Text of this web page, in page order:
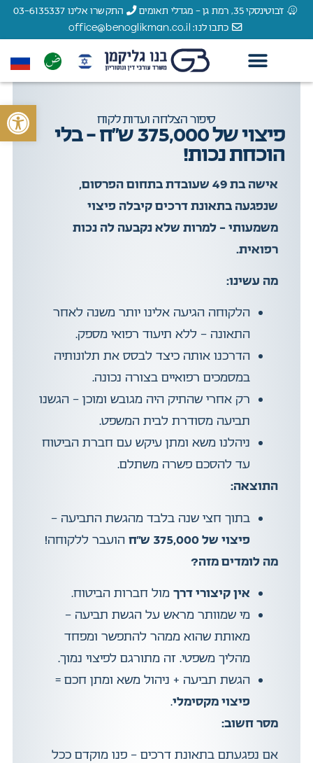
ז'בוטינסקי 35, רמת גן - מגדלי תאומים
התקשרו אלינו 03-6135337
כתבו לנו: office@benoglikman.co.il
סיפור הצלחה ועדות לקוח
פיצוי של 375,000 ש”ח – בלי
הוכחת נכות!
אישה בת 49 שעובדת בתחום הפרסום,
שנפגעה בתאונת דרכים קיבלה פיצוי
משמעותי – למרות שלא נקבעה לה נכות
רפואית.
מה עשינו:
הלקוחה הגיעה אלינו יותר משנה לאחר
התאונה – ללא תיעוד רפואי מספק.
הדרכנו אותה כיצד לבסס את תלונותיה
במסמכים רפואיים בצורה נכונה.
רק אחרי שהתיק היה מגובש ומוכן – הגשנו
תביעה מסודרת לבית המשפט.
ניהלנו משא ומתן עיקש עם חברת הביטוח
עד להסכם פשרה משתלם.
התוצאה:
בתוך חצי שנה בלבד מהגשת התביעה –
פיצוי של 375,000 ש”ח
הועבר ללקוחה!
מה לומדים מזה?
אין קיצורי דרך מול חברות הביטוח.
מי שמוותר מראש על הגשת תביעה –
מאותת שהוא ממהר להתפשר ומפחד
מהליך משפטי. זה מתורגם לפיצוי נמוך.
הגשת תביעה + ניהול משא ומתן חכם =
פיצוי מקסימלי.
מסר חשוב:
אם נפגעתם בתאונת דרכים – פנו מוקדם ככל
פתח